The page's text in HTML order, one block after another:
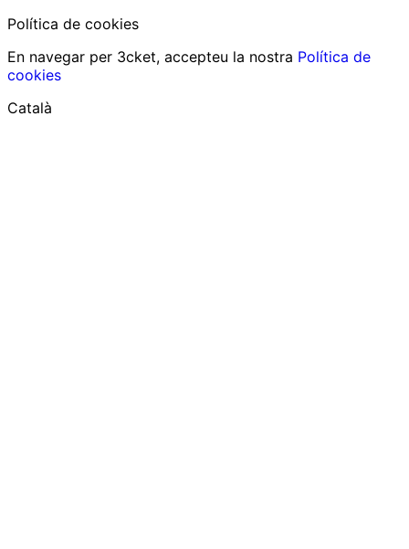
Política de cookies
En navegar per 3cket, accepteu la nostra Política de
cookies
Català